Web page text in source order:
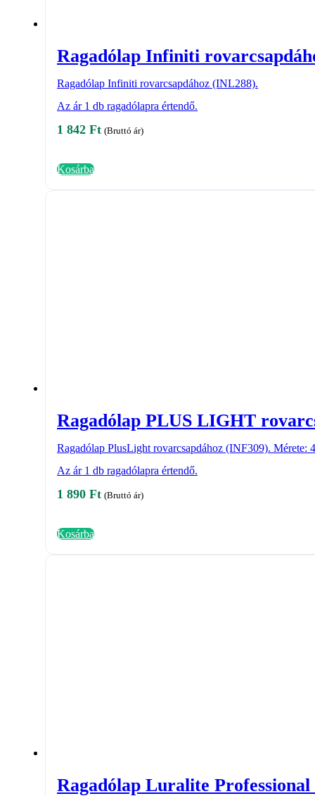
Ragadólap Infiniti
Ragadólap Infiniti rovarcsapdához (INL288).
Az ár 1 db ragadólapra értendő.
1 842 Ft (Bruttó ár)
Kosárba
Ragadólap PLUS LIGHT
Ragadólap PlusLight rovarcsapdához (INF309). Mérete:
Az ár 1 db ragadólapra értendő.
1 890 Ft (Bruttó ár)
Kosárba
Ragadólap Luralite